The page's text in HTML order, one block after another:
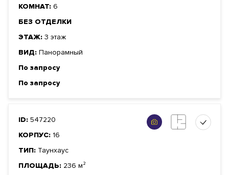
КОМНАТ: 6
БЕЗ ОТДЕЛКИ
ЭТАЖ: 3 этаж
ВИД: Панорамный
По запросу
По запросу
ID: 547220
КОРПУС: 16
ТИП: Таунхаус
ПЛОЩАДЬ: 236 м²